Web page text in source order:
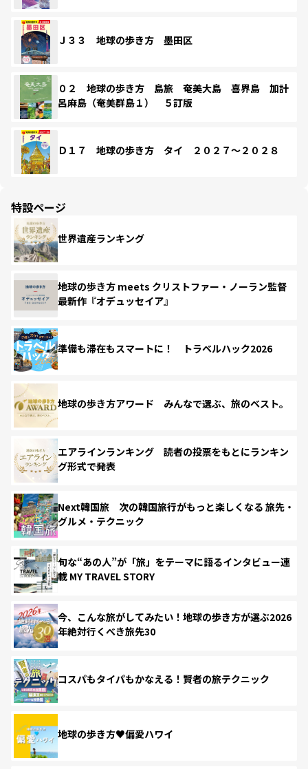
Ｊ３３ 地球の歩き方 墨田区
０２ 地球の歩き方 島旅 奄美大島 喜界島 加計
呂麻島（奄美群島１） ５訂版
Ｄ１７ 地球の歩き方 タイ ２０２７～２０２８
特設ページ
世界遺産ランキング
地球の歩き方 meets クリストファー・ノーラン監督
最新作『オデュッセイア』
準備も滞在もスマートに！ トラベルハック2026
地球の歩き方アワード みんなで選ぶ、旅のベスト。
エアラインランキング 読者の投票をもとにランキン
グ形式で発表
Next韓国旅 次の韓国旅行がもっと楽しくなる 旅先・
グルメ・テクニック
旬な“あの人”が「旅」をテーマに語るインタビュー連
載 MY TRAVEL STORY
今、こんな旅がしてみたい！地球の歩き方が選ぶ2026
年絶対行くべき旅先30
コスパもタイパもかなえる！賢者の旅テクニック
地球の歩き方♥偏愛ハワイ